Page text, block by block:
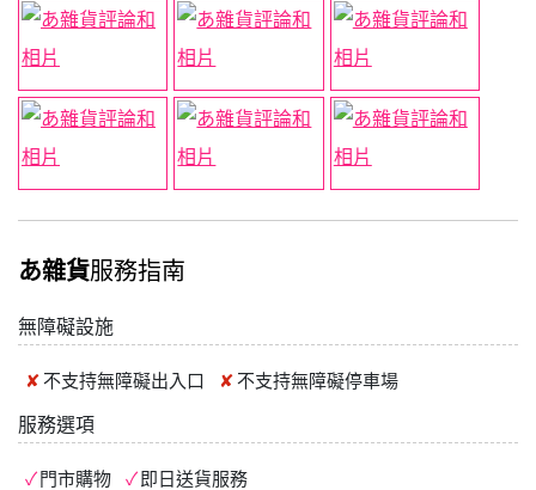
あ雜貨服務指南
無障礙設施
不支持無障礙出入口 不支持無障礙停車場
服務選項
門市購物 即日送貨服務